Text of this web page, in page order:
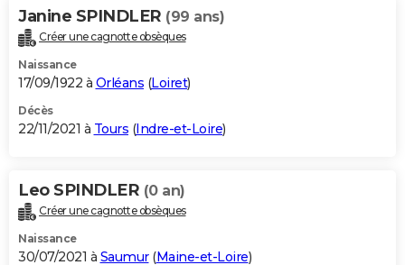
Janine SPINDLER (99 ans)
Créer une cagnotte obsèques
Naissance
17/09/1922 à Orléans (Loiret)
Décès
22/11/2021 à Tours (Indre-et-Loire)
Leo SPINDLER (0 an)
Créer une cagnotte obsèques
Naissance
30/07/2021 à Saumur(Maine-et-Loire)